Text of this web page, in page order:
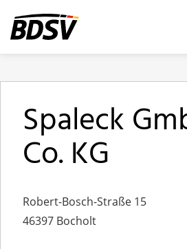
Spaleck
Co. KG
Robert-Bosch-Straße 15
46397 Bocholt